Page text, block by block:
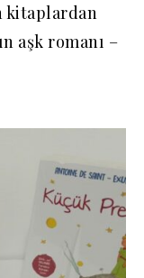
kitaplardan
aşk romanı –